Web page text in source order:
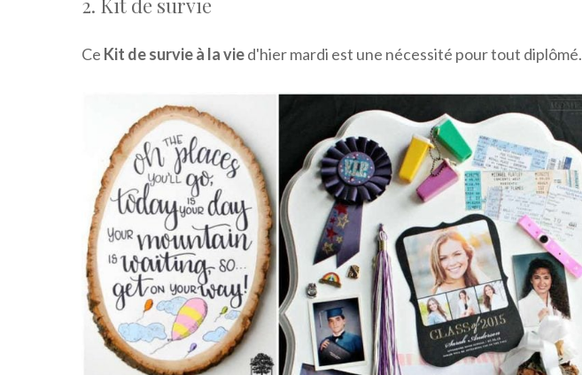
Ce Kit de survie à la vied'hier mardi est une nécessité pour tout diplômé.